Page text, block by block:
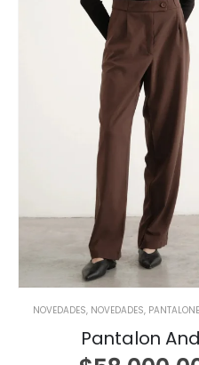
NOVEDADES, NOVEDADES,
Pantalon